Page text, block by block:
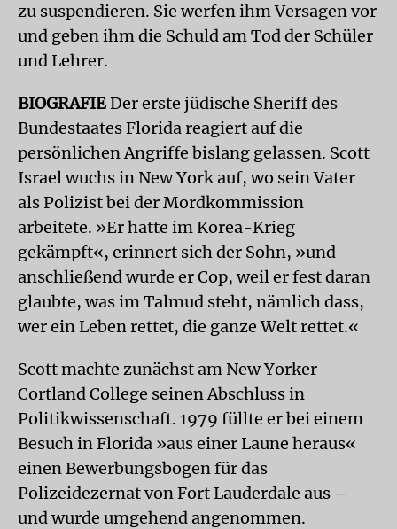
zu suspendieren. Sie werfen ihm Versagen vor
und geben ihm die Schuld am Tod der Schüler
und Lehrer.
BIOGRAFIEDer erste jüdische Sheriff des
Bundestaates Florida reagiert auf die
persönlichen Angriffe bislang gelassen. Scott
Israel wuchs in New York auf, wo sein Vater
als Polizist bei der Mordkommission
arbeitete. »Er hatte im Korea-Krieg
gekämpft«, erinnert sich der Sohn, »und
anschließend wurde er Cop, weil er fest daran
glaubte, was im Talmud steht, nämlich dass,
wer ein Leben rettet, die ganze Welt rettet.«
Scott machte zunächst am New Yorker
Cortland College seinen Abschluss in
Politikwissenschaft. 1979 füllte er bei einem
Besuch in Florida »aus einer Laune heraus«
einen Bewerbungsbogen für das
Polizeidezernat von Fort Lauderdale aus –
und wurde umgehend angenommen.